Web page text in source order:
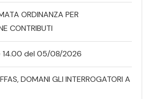
ORDINANZA PER
CONTRIBUTI
14.00 del 05/08/2026
DOMANI GLI INTERROGATORI A